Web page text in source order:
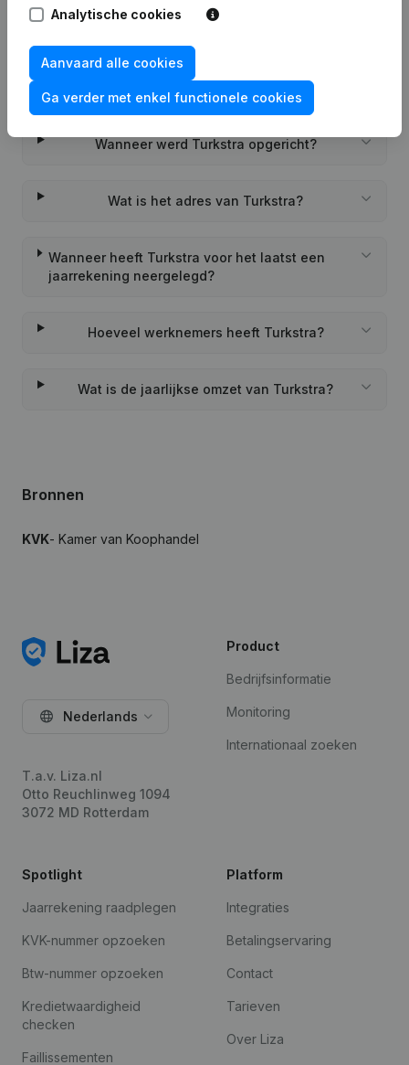
Wat is het PEPPOL ID van Turkstra?
Wanneer werd Turkstra opgericht?
Wat is het adres van Turkstra?
Wanneer heeft Turkstra voor het laatst een
jaarrekening neergelegd?
Hoeveel werknemers heeft Turkstra?
Wat is de jaarlijkse omzet van Turkstra?
Bronnen
KVK- Kamer van Koophandel
Analytische cookies
Aanvaard alle cookies
Ga verder met enkel functionele cookies
Nederlands
T.a.v. Liza.nl
Otto Reuchlinweg 1094
3072 MD Rotterdam
Product
Bedrijfsinformatie
Monitoring
Internationaal zoeken
Spotlight
Jaarrekening raadplegen
KVK-nummer opzoeken
Btw-nummer opzoeken
Kredietwaardigheid
checken
Faillissementen
Platform
Integraties
Betalingservaring
Contact
Tarieven
Over Liza